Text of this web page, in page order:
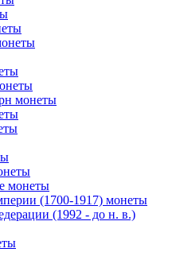
монеты
монеты
(1700-1917) монеты
(1992 - до н. в.)